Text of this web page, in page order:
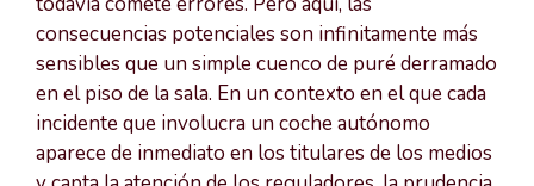
consecuencias potenciales son infinitamente más
sensibles que un simple cuenco de puré derramado
en el piso de la sala. En un contexto en el que cada
incidente que involucra un coche autónomo
aparece de inmediato en los titulares de los medios